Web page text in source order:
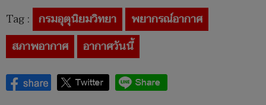
Tag : กรมอุตุนิยมวิทยา
พยากรณ์อากาศ
สภาพอากาศ
อากาศวันนี้